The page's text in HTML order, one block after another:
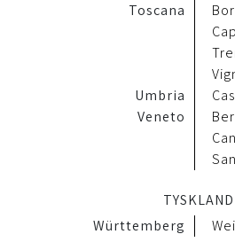
Toscana
Umbria
Veneto
TYSKLAND
Württemberg